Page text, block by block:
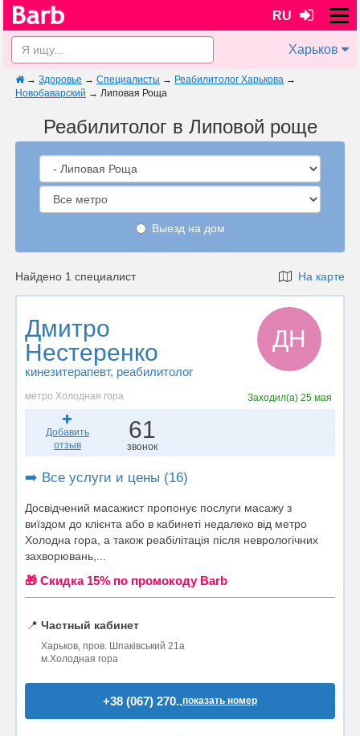
RU
Харьков
→ Здоровье → Специалисты → Реабилитолог Харькова →
Новобаварский → Липовая Роща
Реабилитолог в Липовой роще
Выезд на дом
Найдено 1 специалист На карте
Дмитро
Нестеренко
кинезитерапевт, реабилитолог
ДН
метро Холодная гора Заходил(а) 25 мая
Добавить
отзыв
61
звонок
➡️ Все услуги и цены (16)
Досвідчений масажист пропонує послуги масажу з
виїздом до клієнта або в кабинеті недалеко від метро
Холодна гора, а також реабілітація після неврологічних
захворювань,...
🎁 Cкидка 15% по промокоду Barb
📍 Частный кабинет
Харьков, пров. Шпаківський 21а
м.Холодная гора
+38 (067) 270..показать номер